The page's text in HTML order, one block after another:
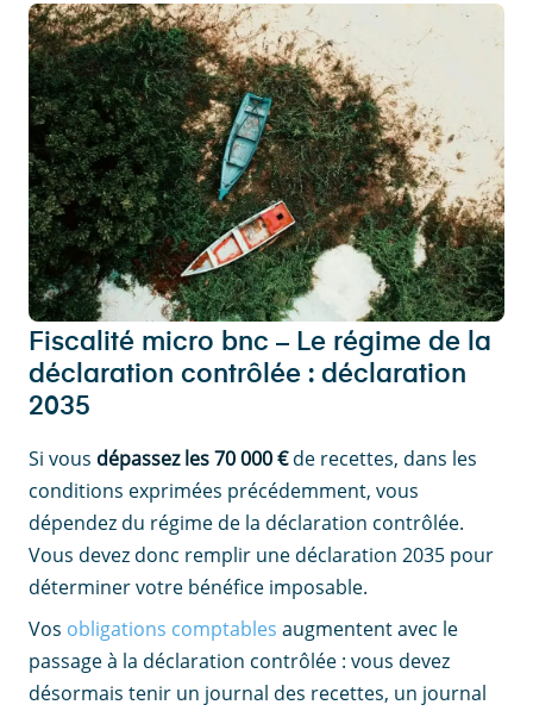
Fiscalité micro bnc – Le régime de la
déclaration contrôlée : déclaration
2035
Si vous dépassez les 70 000 €de recettes, dans les
conditions exprimées précédemment, vous
dépendez du régime de la déclaration contrôlée.
Vous devez donc remplir une déclaration 2035 pour
déterminer votre bénéfice imposable.
Vos obligations comptables augmentent avec le
passage à la déclaration contrôlée : vous devez
désormais tenir un journal des recettes, un journal